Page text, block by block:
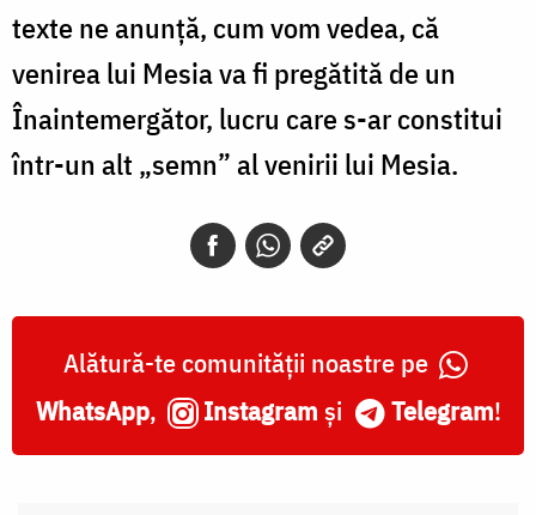
texte ne anunţă, cum vom vedea, că
venirea lui Mesia va fi pregătită de un
Înaintemergător, lucru care s-ar constitui
într-un alt „semn” al venirii lui Mesia.
Alătură-te comunității noastre pe
WhatsApp, Instagram și Telegram!